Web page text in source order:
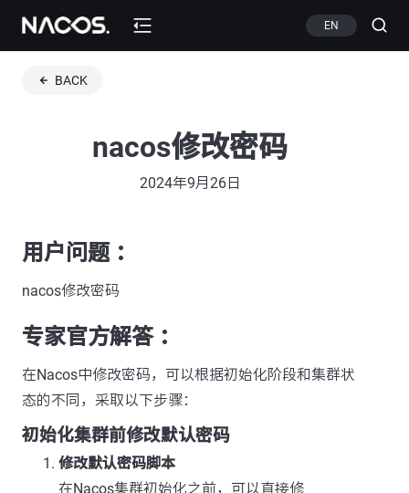
EN
BACK
nacos修改密码
2024年9月26日
用户问题 ：
nacos修改密码
专家官方解答 ：
在Nacos中修改密码，可以根据初始化阶段和集群状
态的不同，采取以下步骤：
初始化集群前修改默认密码
修改默认密码脚本
在Nacos集群初始化之前，可以直接修